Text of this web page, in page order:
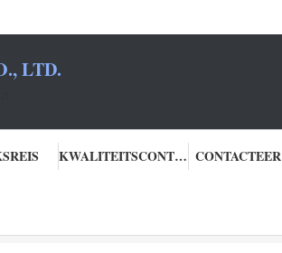
LTD.
KWALITEITSCONTROLE